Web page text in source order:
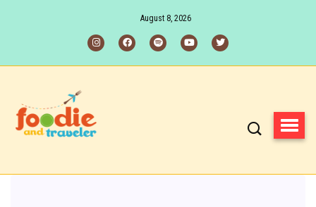
August 8, 2026